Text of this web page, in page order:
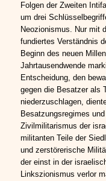
Folgen der Zweiten
um drei
Neozionismus. Nur mit
fundiertes Verständnis
Beginn des neuen
Jahrtausendwende
Entscheidung, den
gegen die Besatzer als
niederzuschlagen,
Besatzungsregimes
Zivilmilitarismus der
militanten Teile der
und zerstörerische
der einst in der
Linkszionismus verlor